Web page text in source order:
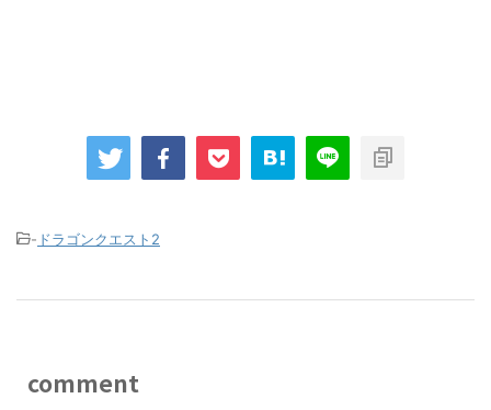
- ドラゴンクエスト2
comment